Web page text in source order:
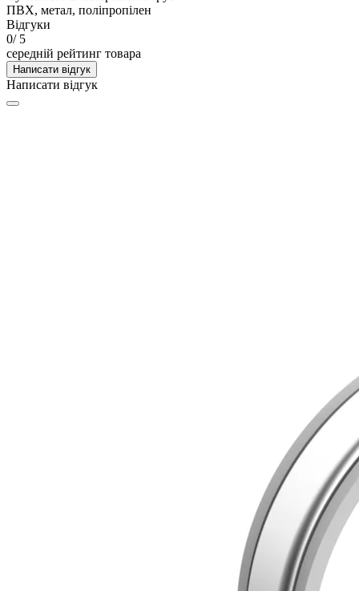
ПВХ, метал, поліпропілен
Відгуки
0/ 5
середній рейтинг товара
Написати відгук
Написати відгук